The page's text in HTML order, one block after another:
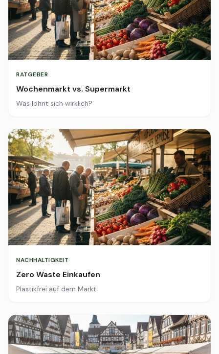
RATGEBER
Wochenmarkt vs. Supermarkt
Was lohnt sich wirklich?
NACHHALTIGKEIT
Zero Waste Einkaufen
Plastikfrei auf dem Markt.